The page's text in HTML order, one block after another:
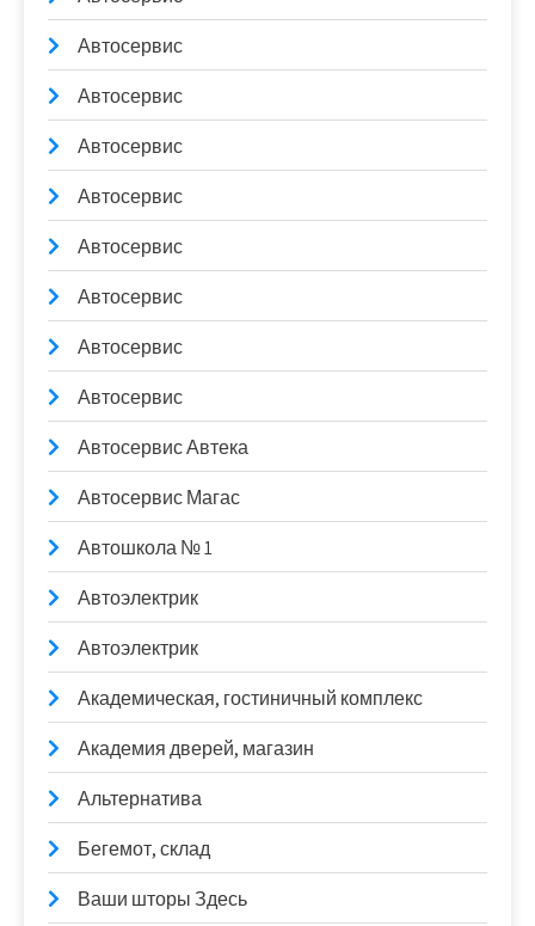
Автосервис
Автосервис
Автосервис
Автосервис
Автосервис
Автосервис
Автосервис
Автосервис
Автосервис Автека
Автосервис Магас
Автошкола № 1
Автоэлектрик
Автоэлектрик
Академическая, гостиничный комплекс
Академия дверей, магазин
Альтернатива
Бегемот, склад
Ваши шторы Здесь